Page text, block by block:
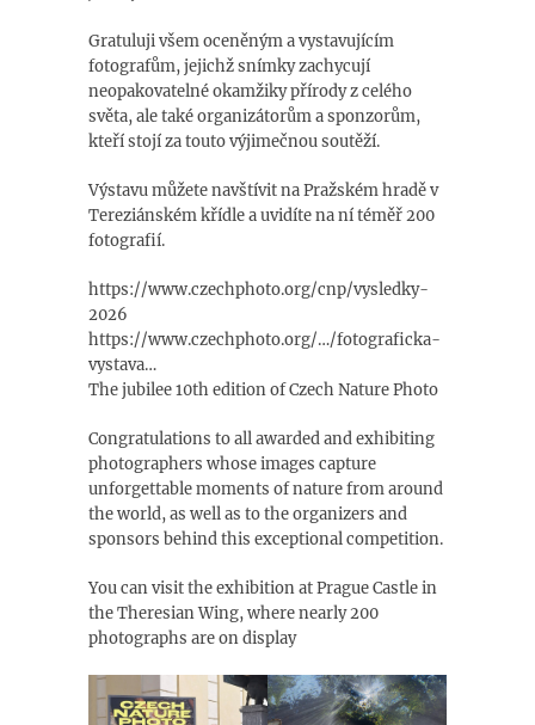
Gratuluji všem oceněným a vystavujícím
fotografům, jejichž snímky zachycují
neopakovatelné okamžiky přírody z celého
světa, ale také organizátorům a sponzorům,
kteří stojí za touto výjimečnou soutěží.
Výstavu můžete navštívit na Pražském hradě v
Tereziánském křídle a uvidíte na ní téměř 200
fotografií.
https://www.czechphoto.org/cnp/vysledky-
2026
https://www.czechphoto.org/…/fotograficka-
vystava…
The jubilee 10th edition of Czech Nature Photo
Congratulations to all awarded and exhibiting
photographers whose images capture
unforgettable moments of nature from around
the world, as well as to the organizers and
sponsors behind this exceptional competition.
You can visit the exhibition at Prague Castle in
the Theresian Wing, where nearly 200
photographs are on display